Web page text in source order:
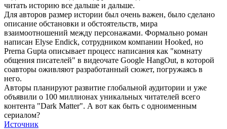
читать историю все дальше и дальше.
Для авторов размер истории был очень важен, было сделано
описание обстановки и обстоятельств, мира
взаимоотношений между персонажами. Формально роман
написан Elyse Endick, сотрудником компании Hooked, но
Prerna Gupta описывает процесс написания как "комнату
общения писателей" в видеочате Google HangOut, в которой
соавторы оживляют разработанный сюжет, погружаясь в
него.
Авторы планируют развитие глобальной аудитории и уже
объявили о 100 миллионах уникальных читателей всего
контента "Dark Matter". А вот как быть с одноименным
сериалом?
Источник